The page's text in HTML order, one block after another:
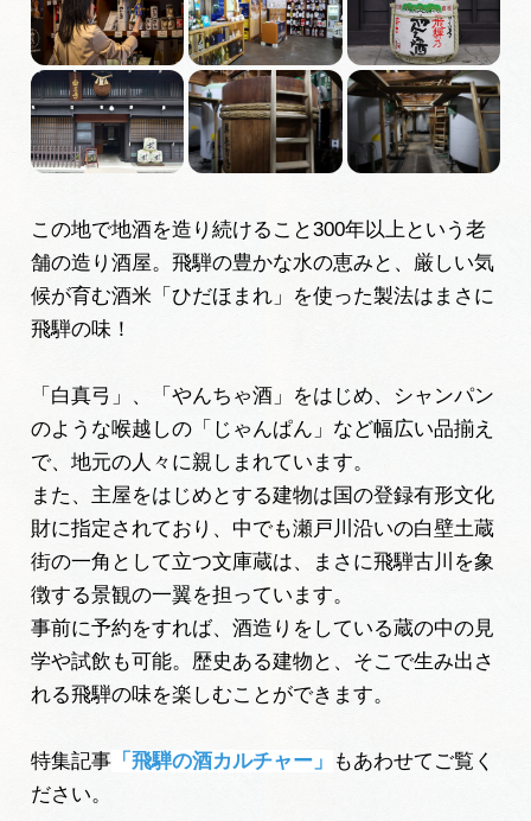
この地で地酒を造り続けること300年以上という老
舗の造り酒屋。飛騨の豊かな水の恵みと、厳しい気
候が育む酒米「ひだほまれ」を使った製法はまさに
飛騨の味！
「白真弓」、「やんちゃ酒」をはじめ、シャンパン
のような喉越しの「じゃんぱん」など幅広い品揃え
で、地元の人々に親しまれています。
また、主屋をはじめとする建物は国の登録有形文化
財に指定されており、中でも瀬戸川沿いの白壁土蔵
街の一角として立つ文庫蔵は、まさに飛騨古川を象
徴する景観の一翼を担っています。
事前に予約をすれば、酒造りをしている蔵の中の見
学や試飲も可能。歴史ある建物と、そこで生み出さ
れる飛騨の味を楽しむことができます。
特集記事「飛騨の酒カルチャー」
もあわせてご覧く
ださい。